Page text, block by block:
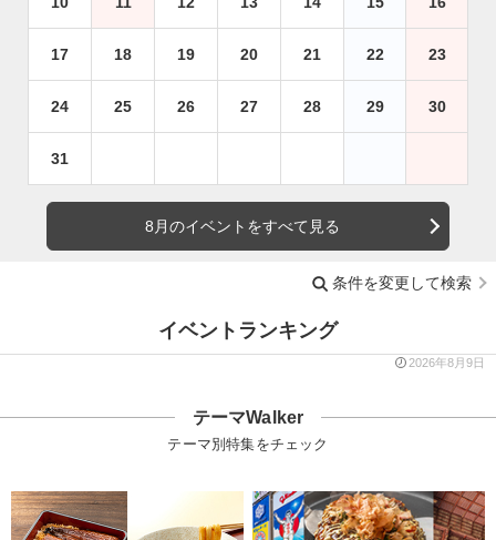
17 18 19 20 21 22 23
24 25 26 27 28 29 30
31
8月のイベントをすべて見る
条件を変更して検索
イベントランキング
2026年8月9日
テーマWalker
テーマ別特集をチェック